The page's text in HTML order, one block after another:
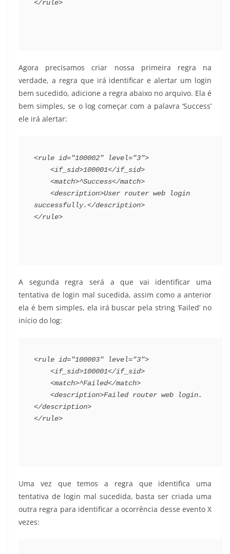
</rule>
Agora precisamos criar nossa primeira regra na
verdade, a regra que irá identificar e alertar um login
bem sucedido, adicione a regra abaixo no arquivo. Ela é
bem simples, se o log começar com a palavra ‘Success’
ele irá alertar:
<rule id="100002" level="3">
<if_sid>100001</if_sid>
<match>^Success</match>
<description>User router web login
successfully.</description>
</rule>
A segunda regra será a que vai identificar uma
tentativa de login mal sucedida, assim como a anterior
ela é bem simples, ela irá buscar pela string ‘Failed’ no
início do log:
<rule id="100003" level="3">
<if_sid>100001</if_sid>
<match>^Failed</match>
<description>Failed router web login.
</description>
</rule>
Uma vez que temos a regra que identifica uma
tentativa de login mal sucedida, basta ser criada uma
outra regra para identificar a ocorrência desse evento X
vezes: